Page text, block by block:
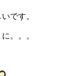
です。
。。。